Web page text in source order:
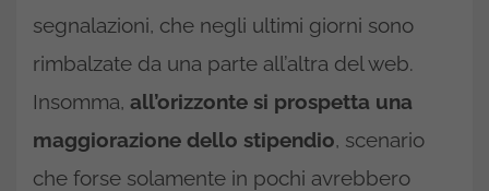
segnalazioni, che negli ultimi giorni sono
rimbalzate da una parte all’altra del web.
Insomma, all’orizzonte si prospetta una
maggiorazione dello stipendio, scenario
che forse solamente in pochi avrebbero